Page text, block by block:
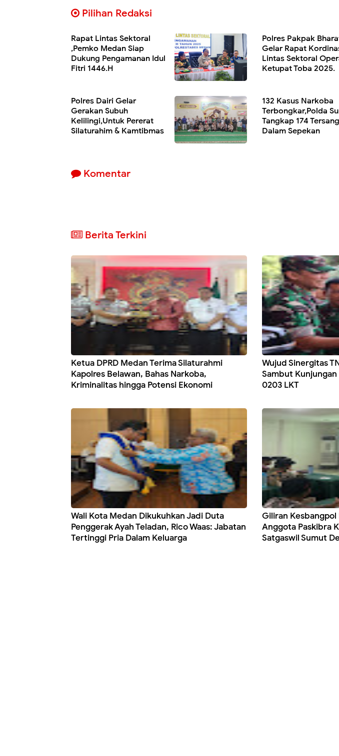
Pilihan Redaksi
Rapat Lintas Sektoral
,Pemko Medan Siap
Dukung Pengamanan Idul
Fitri 1446.H
Polres Pakpak
Gelar Rapat
Lintas Sektoral
Ketupat Toba 2025.
Polres Dairi Gelar
Gerakan Subuh
Kelilingi,Untuk Pererat
Silaturahim & Kamtibmas
132 Kasus Narkoba
Terbongkar,Polda
Tangkap 174
Dalam Sepekan
Komentar
Berita Terkini
Ketua DPRD Medan Terima Silaturahmi
Kapolres Belawan, Bahas Narkoba,
Kriminalitas hingga Potensi Ekonomi
Wujud Sinergitas
Sambut
0203 LKT
Wali Kota Medan Dikukuhkan Jadi Duta
Penggerak Ayah Teladan, Rico Waas: Jabatan
Tertinggi Pria Dalam Keluarga
Giliran Kesbangpol
Anggota Paskibra
Satgaswil Sumut